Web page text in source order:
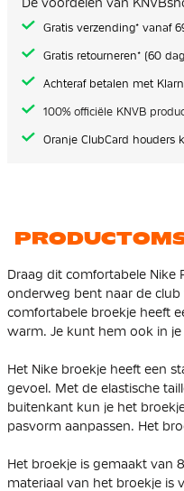
gallerij
Gratis verzending* vanaf
Gratis retourneren* (60
Achteraf betalen met
100% officiële KNVB
Oranje ClubCard houders
Draag dit comfortabele Nike
onderweg bent naar de
comfortabele broekje heeft
warm. Je kunt hem ook in je
Het Nike broekje heeft een
gevoel. Met de elastische
buitenkant kun je het
pasvorm aanpassen. Het
Het broekje is gemaakt van
materiaal van het broekje is